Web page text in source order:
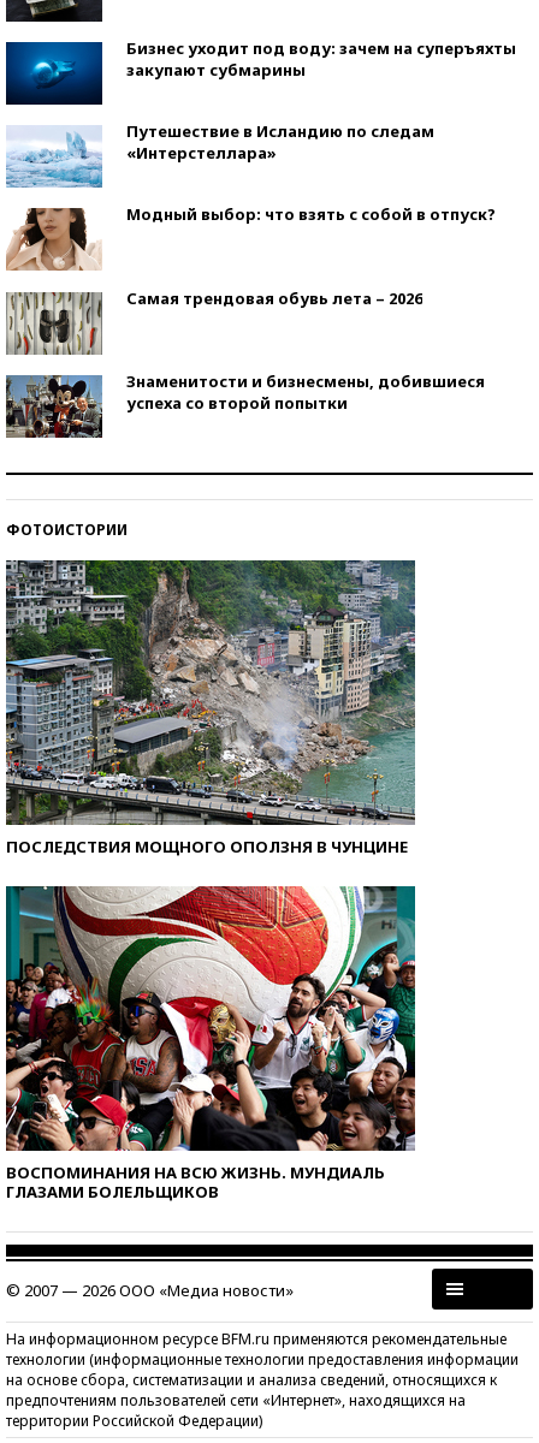
Бизнес уходит под воду: зачем на суперъяхты
закупают субмарины
Путешествие в Исландию по следам
«Интерстеллара»
Модный выбор: что взять с собой в отпуск?
Самая трендовая обувь лета – 2026
Знаменитости и бизнесмены, добившиеся
успеха со второй попытки
ФОТОИСТОРИИ
ПОСЛЕДСТВИЯ МОЩНОГО ОПОЛЗНЯ В ЧУНЦИНЕ
ВОСПОМИНАНИЯ НА ВСЮ ЖИЗНЬ. МУНДИАЛЬ
ГЛАЗАМИ БОЛЕЛЬЩИКОВ
© 2007 — 2026 ООО «Медиа новости»
На информационном ресурсе BFM.ru применяются рекомендательные
технологии (информационные технологии предоставления информации
на основе сбора, систематизации и анализа сведений, относящихся к
предпочтениям пользователей сети «Интернет», находящихся на
территории Российской Федерации)